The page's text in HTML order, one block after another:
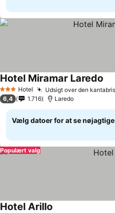
3 StjernerHotel Udsigt over den
Hotel Miramar Laredo
6,4 1.716 Laredo
Vælg datoer for at se
Populært valg
Hotel Arillo